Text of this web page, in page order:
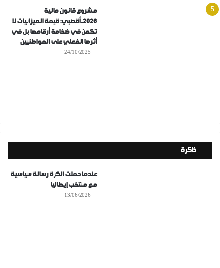
مشروع قانون مالية
2026..أقصبي: قيمة الميزانيات لا
تكمن في ضخامة أرقامها بل في
أثرها الفعلي على المواطنيين
24/10/2025
ذاكرة
عندما حملت الكرة رسالة سياسية
مع منتخب إيطاليا
13/06/2026